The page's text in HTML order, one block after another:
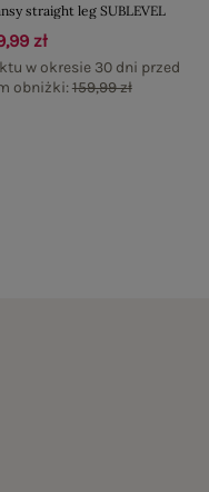
straight leg SUBLEVEL
zł
w okresie 30 dni przed
obniżki:159,99 zł